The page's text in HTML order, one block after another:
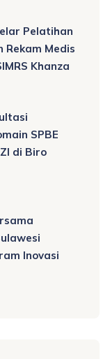
Pelatihan
Rekam Medis
Khanza
SPBE
di Biro
Inovasi